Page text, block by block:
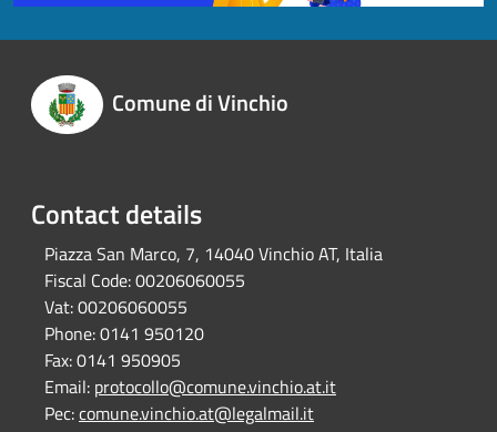
Comune di Vinchio
Contact details
Piazza San Marco, 7, 14040 Vinchio AT, Italia
Fiscal Code:00206060055
Vat:00206060055
Phone:0141 950120
Fax:0141 950905
Email: protocollo@comune.vinchio.at.it
Pec:comune.vinchio.at@legalmail.it